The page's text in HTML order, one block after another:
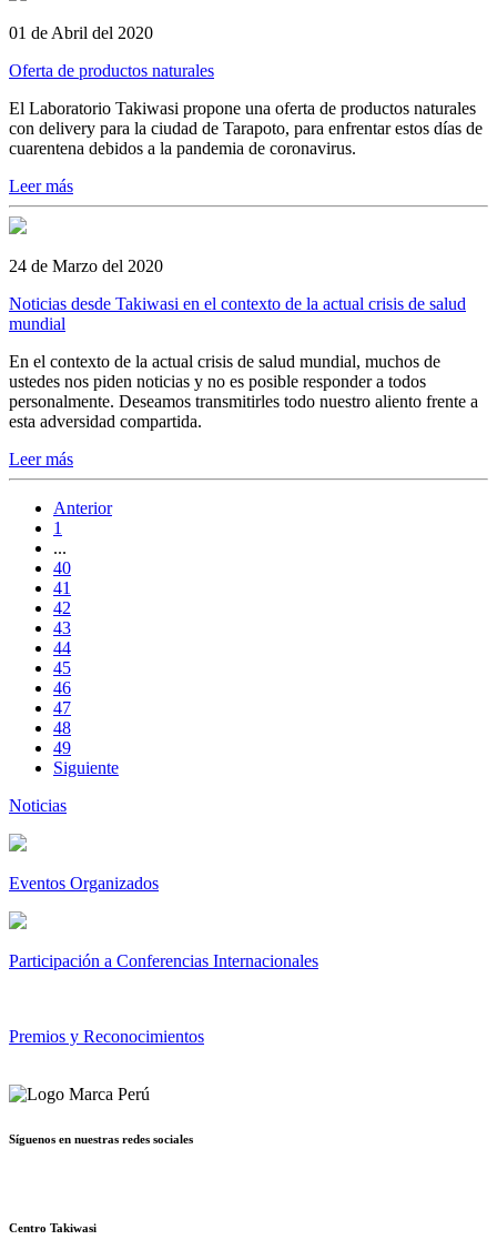
01 de Abril del 2020
Oferta de productos naturales
El Laboratorio Takiwasi propone una oferta de productos naturales
con delivery para la ciudad de Tarapoto, para enfrentar estos días de
cuarentena debidos a la pandemia de coronavirus.
Leer más
24 de Marzo del 2020
Noticias desde Takiwasi en el contexto de la actual crisis de salud
mundial
En el contexto de la actual crisis de salud mundial, muchos de
ustedes nos piden noticias y no es posible responder a todos
personalmente. Deseamos transmitirles todo nuestro aliento frente a
esta adversidad compartida.
Leer más
Anterior
1
...
40
41
42
43
44
45
46
47
48
49
Siguiente
Noticias
Eventos Organizados
Participación a Conferencias Internacionales
Premios y Reconocimientos
Síguenos en nuestras redes sociales
Centro Takiwasi